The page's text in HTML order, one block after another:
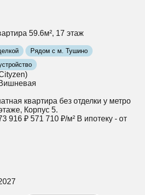
59.6м², 17 этаж
Рядом с м. Тушино
квартира без отделки у метро
Корпус 5.
916 ₽ 571 710 ₽/м² В ипотеку - от